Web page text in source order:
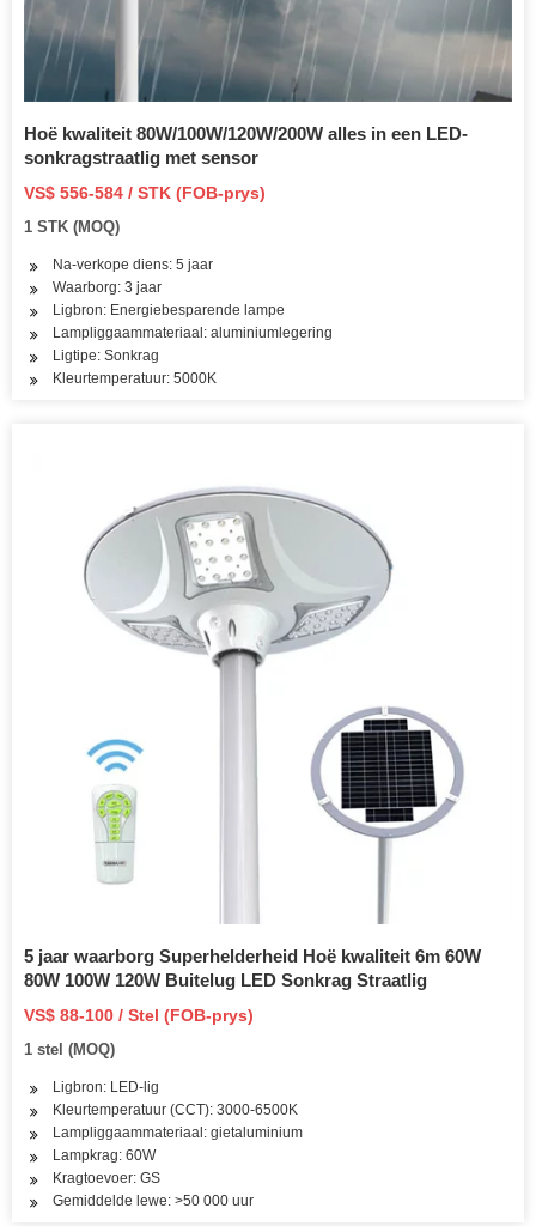
Hoë kwaliteit 80W/100W/120W/200W alles in een LED-
sonkragstraatlig met sensor
VS$ 556-584 / STK (FOB-prys)
1 STK (MOQ)
Na-verkope diens: 5 jaar
Waarborg: 3 jaar
Ligbron: Energiebesparende lampe
Lampliggaammateriaal: aluminiumlegering
Ligtipe: Sonkrag
Kleurtemperatuur: 5000K
5 jaar waarborg Superhelderheid Hoë kwaliteit 6m 60W
80W 100W 120W Buitelug LED Sonkrag Straatlig
VS$ 88-100 / Stel (FOB-prys)
1 stel (MOQ)
Ligbron: LED-lig
Kleurtemperatuur (CCT): 3000-6500K
Lampliggaammateriaal: gietaluminium
Lampkrag: 60W
Kragtoevoer: GS
Gemiddelde lewe: >50 000 uur